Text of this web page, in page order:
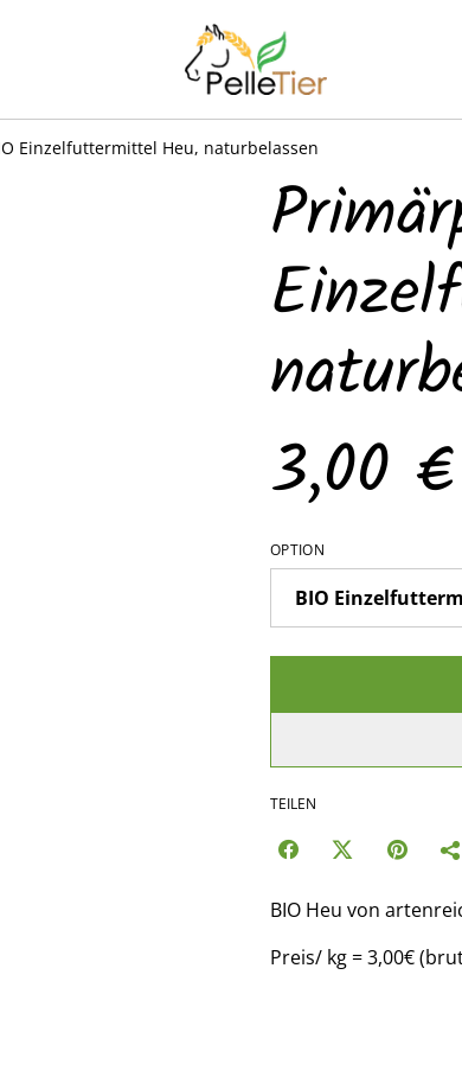
Einzelfuttermittel Heu, naturbelassen
3,00 €
OPTION
TEILEN
BIO Heu von
Preis/ kg = 3,00€